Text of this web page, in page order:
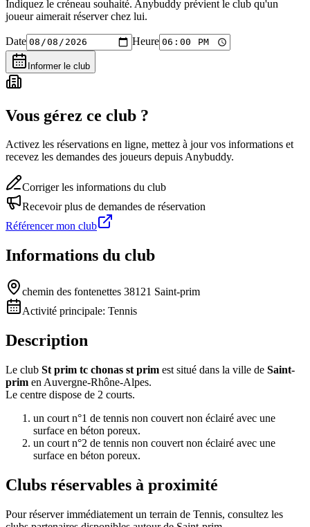
Indiquez le créneau souhaité. Anybuddy prévient le club qu'un
joueur aimerait réserver chez lui.
Date Heure
Informer le club
Vous gérez ce club ?
Activez les réservations en ligne, mettez à jour vos informations et
recevez les demandes des joueurs depuis Anybuddy.
Corriger les informations du club
Recevoir plus de demandes de réservation
Référencer mon club
Informations du club
chemin des fontenettes 38121 Saint-prim
Activité principale: Tennis
Description
Le club St prim tc chonas st prim est situé dans la ville de Saint-
prim en Auvergne-Rhône-Alpes.
Le centre dispose de 2 courts.
un court n°1 de tennis non couvert non éclairé avec une
surface en béton poreux.
un court n°2 de tennis non couvert non éclairé avec une
surface en béton poreux.
Clubs réservables à proximité
Pour réserver immédiatement un terrain de Tennis, consultez les